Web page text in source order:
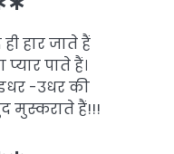
हार जाते हैं
पाते हैं।
-उधर की
मुस्कराते हैं!!!